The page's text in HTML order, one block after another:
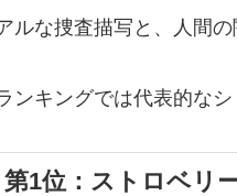
ルな捜査描写と、人間
ンキングでは代表的な
第1位：ストロベリ